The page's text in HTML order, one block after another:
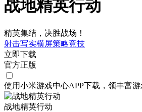
战地精英行动
精英集结，决胜战场！
射击写实横屏策略竞技
立即下载
官方正版
使用小米游戏中心APP下载 ，领丰富
战地精英行动